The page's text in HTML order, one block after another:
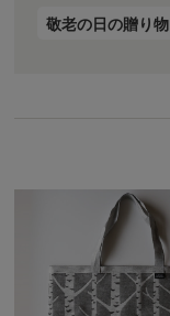
敬老の日の贈り物